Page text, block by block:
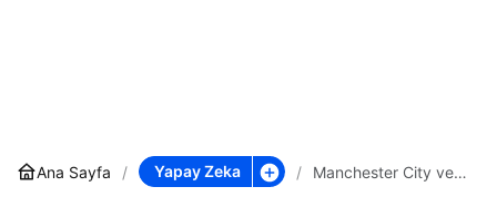
Ana Sayfa Yapay Zeka
Manchester City ve